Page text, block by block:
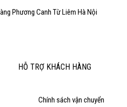
HỖ TRỢ KHÁCH HÀNG
Chính sách vận chuyển
Phương Canh Từ Liêm Hà Nội